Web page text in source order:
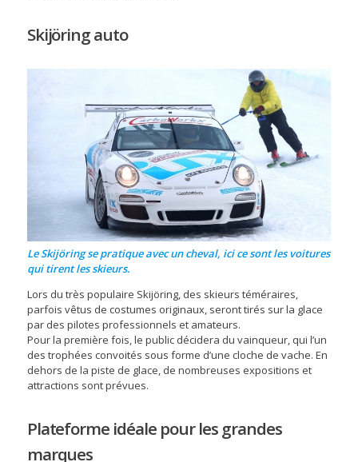
Skijöring auto
Le Skijöring se pratique avec un cheval, ici ce sont les voitures
qui tirent les skieurs.
Lors du très populaire Skijöring, des skieurs téméraires,
parfois vêtus de costumes originaux, seront tirés sur la glace
par des pilotes professionnels et amateurs.
Pour la première fois, le public décidera du vainqueur, qui l’un
des trophées convoités sous forme d’une cloche de vache. En
dehors de la piste de glace, de nombreuses expositions et
attractions sont prévues.
Plateforme idéale pour les grandes
marques